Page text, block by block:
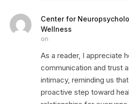
Center for
Wellness
on
As a reader, I appreciate
communication and trust
intimacy, reminding us
proactive step toward